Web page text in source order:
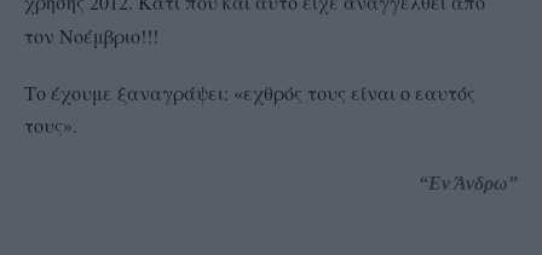
τον Νοέμβριο!!!
Το έχουμε ξαναγράψει: «εχθρός τους είναι ο εαυτός
τους».
“Εν Άνδρω”